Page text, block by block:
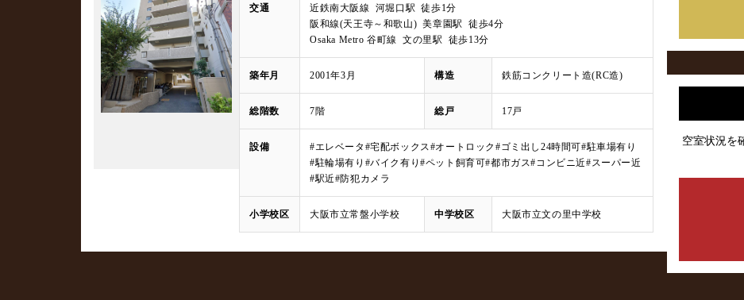
交通
近鉄南大阪線 河堀口駅 徒歩1分
阪和線(天王寺～和歌山) 美章園駅 徒歩4分
Osaka Metro 谷町線 文の里駅 徒歩13分
築年月 2001年3月 構造 鉄筋コンクリート造(RC造)
総階数 7階 総戸 17戸
設備 #エレベータ #宅配ボックス#オートロック#ゴミ出し24時間可#駐車場有り
#駐輪場有り #バイク有り#ペット飼育可#都市ガス#コンビニ近#スーパー近
#駅近#防犯カメラ
小学校区 大阪市立常盤小学校 中学校区 大阪市立文の里中学校
空室状況を